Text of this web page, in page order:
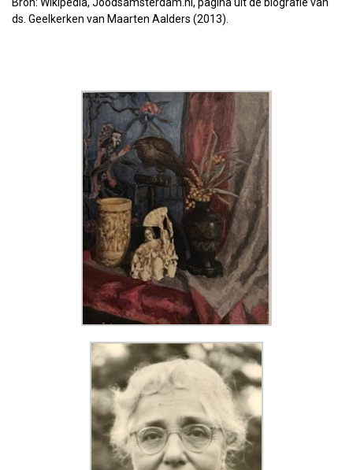
ds. Geelkerken van Maarten Aalders (2013).